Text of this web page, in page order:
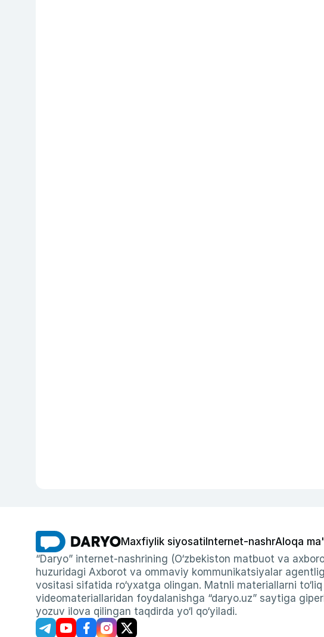
Maxfiylik siyosati Internet-nashrAloqa
“Daryo” internet-nashrining (O‘zbekiston matbuot va
huzuridagi Axborot va ommaviy kommunikatsiyalar
vositasi sifatida ro‘yxatga olingan. Matnli materiallarni
videomateriallaridan foydalanishga “daryo.uz” saytiga
yozuv ilova qilingan taqdirda yo‘l qo‘yiladi.